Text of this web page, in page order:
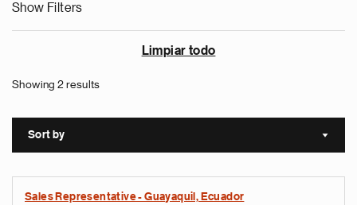
Show Filters
Limpiar todo
Showing 2 results
Sort by Sort
Sales Representative - Guayaquil, Ecuador